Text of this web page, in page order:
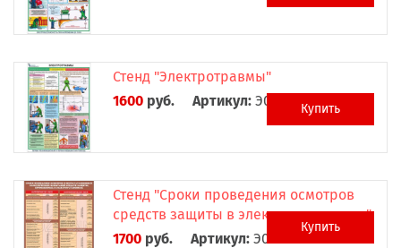
Стенд "Электротравмы"
1600 руб. Артикул: Э0017 Купить
Стенд "Сроки проведения осмотров
средств защиты в электроустановках"
1700 руб. Артикул: Э0018
Купить